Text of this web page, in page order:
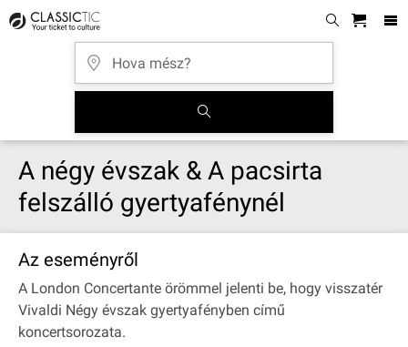
A négy évszak & A pacsirta
felszálló gyertyafénynél
Az eseményről
A London Concertante örömmel jelenti be, hogy visszatér
Vivaldi Négy évszak gyertyafényben című
koncertsorozata.